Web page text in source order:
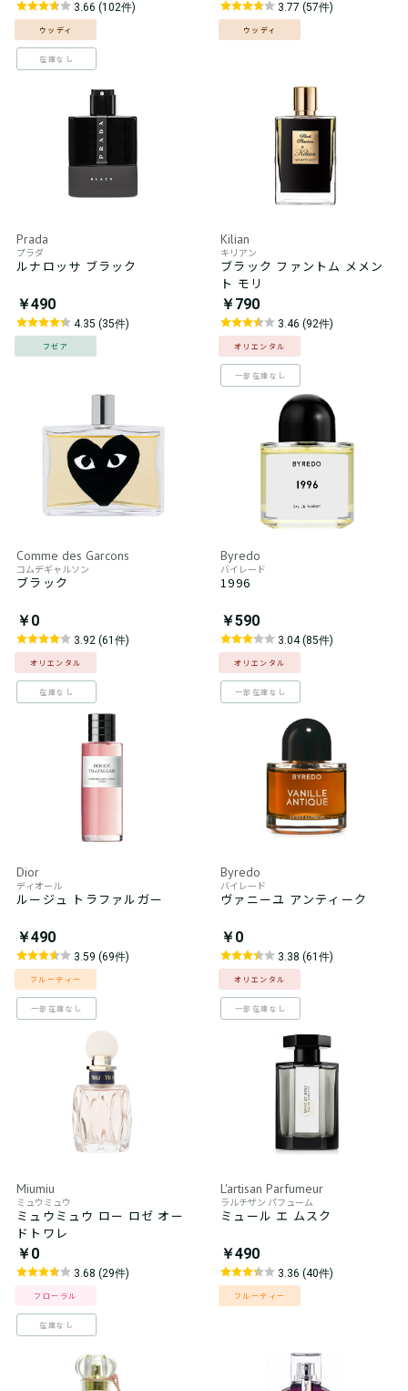
3.66 (102件)
ウッディ
在庫なし
3.77 (57件)
ウッディ
Prada
プラダ
ルナロッサ ブラック
￥490
4.35 (35件)
フゼア
Kilian
キリアン
ブラック ファントム メメン
ト モリ
￥790
3.46 (92件)
オリエンタル
一部在庫なし
Comme des Garcons
コムデギャルソン
ブラック
￥0
3.92 (61件)
オリエンタル
在庫なし
Byredo
バイレード
1996
￥590
3.04 (85件)
オリエンタル
一部在庫なし
Dior
ディオール
ルージュ トラファルガー
￥490
3.59 (69件)
フルーティー
一部在庫なし
Byredo
バイレード
ヴァニーユ アンティーク
￥0
3.38 (61件)
オリエンタル
一部在庫なし
Miumiu
ミュウミュウ
ミュウミュウ ロー ロゼ オー
ドトワレ
￥0
3.68 (29件)
フローラル
在庫なし
L'artisan Parfumeur
ラルチザン パフューム
ミュール エ ムスク
￥490
3.36 (40件)
フルーティー